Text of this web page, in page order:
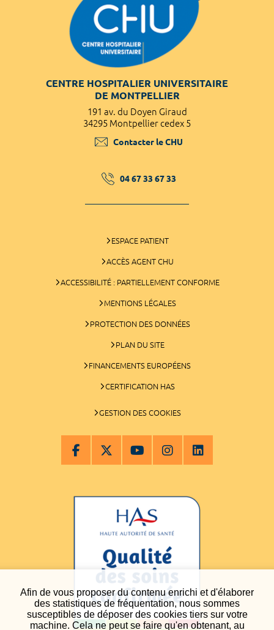
Afin de vous proposer du contenu enrichi et d'élaborer
des statistiques de fréquentation, nous sommes
susceptibles de déposer des cookies tiers sur votre
machine. Cela ne peut se faire qu'en obtenant, au
CENTRE HOSPITALIER UNIVERSITAIRE
DE MONTPELLIER
191 av. du Doyen Giraud
34295 Montpellier cedex 5
Contacter le CHU
04 67 33 67 33
ESPACE PATIENT
ACCÈS AGENT CHU
ACCESSIBILITÉ : PARTIELLEMENT CONFORME
MENTIONS LÉGALES
PROTECTION DES DONNÉES
PLAN DU SITE
FINANCEMENTS EUROPÉENS
CERTIFICATION HAS
GESTION DES COOKIES